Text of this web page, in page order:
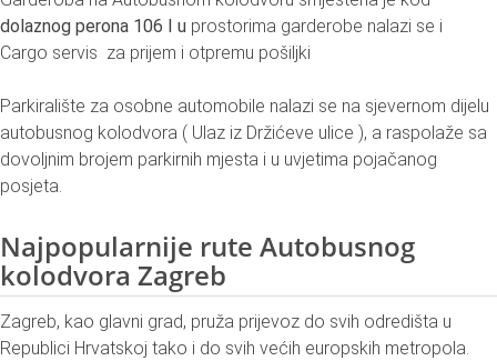
dolaznog perona 106 I u prostorima garderobe nalazi se i
Cargo servis za prijem i otpremu pošiljki
Parkiralište za osobne automobile nalazi se na sjevernom dijelu
autobusnog kolodvora ( Ulaz iz Držićeve ulice ), a raspolaže sa
dovoljnim brojem parkirnih mjesta i u uvjetima pojačanog
posjeta.
Najpopularnije rute Autobusnog
kolodvora Zagreb
Zagreb, kao glavni grad, pruža prijevoz do svih odredišta u
Republici Hrvatskoj tako i do svih većih europskih metropola.